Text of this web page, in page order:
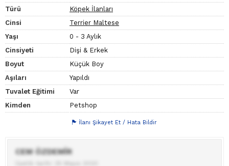
Türü
Köpek İlanları
Cinsi
Terrier Maltese
Yaşı
0 - 3 Aylık
Cinsiyeti
Dişi & Erkek
Boyut
Küçük Boy
Aşıları
Yapıldı
Tuvalet Eğitimi
Var
Kimden
Petshop
İlanı Şikayet Et / Hata Bildir
CEM ÖZDEMİR